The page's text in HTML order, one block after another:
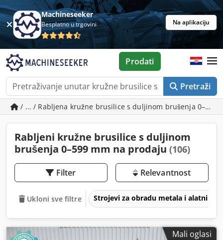
Machineseeker
Besplatno u trgovini Na aplikaciju
Pretraži
Prodati
/ ... / Rabljena kružne brusilice s duljinom brušenja 0–599
Rabljeni kružne brusilice s duljinom
brušenja 0–599 mm na prodaju (106)
Filter Relevantnost
Ukloni sve filtre Strojevi za obradu metala i alatni
Mali oglasi